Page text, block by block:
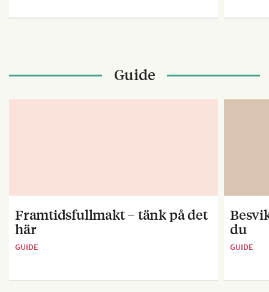
Guide
Framtidsfullmakt – tänk på det
här
GUIDE
du
GUIDE